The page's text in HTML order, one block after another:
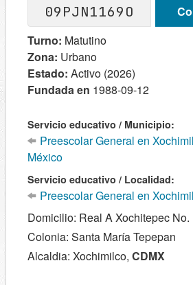
09PJN1169O
Turno: Matutino
Zona: Urbano
Estado: Activo (2026)
Fundada en 1988-09-12
Servicio educativo / Municipio:
Preescolar General en
México
Servicio educativo / Localidad:
Preescolar General en
Domicilio: Real A Xochitepec No.
Colonia: Santa María Tepepan
Alcaldia: Xochimilco, CDMX